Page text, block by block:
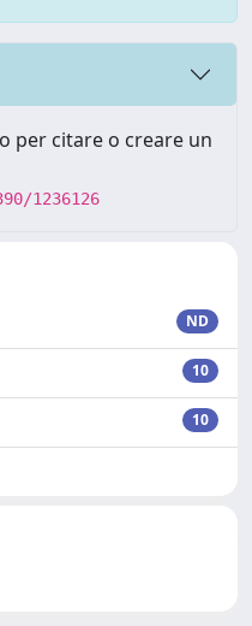
per citare o creare un
1236126
ND
10
10